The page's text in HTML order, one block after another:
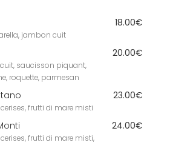
jambon cuit
18.00€
saucisson piquant,
roquette, parmesan
20.00€
frutti di mare misti
23.00€
frutti di mare misti,
24.00€